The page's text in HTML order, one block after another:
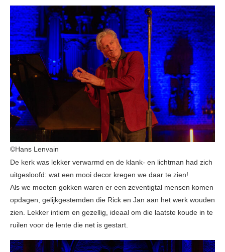
©Hans Lenvain
De kerk was lekker verwarmd en de klank- en lichtman had zich
uitgesloofd: wat een mooi decor kregen we daar te zien!
Als we moeten gokken waren er een zeventigtal mensen komen
opdagen, gelijkgestemden die Rick en Jan aan het werk wouden
zien. Lekker intiem en gezellig, ideaal om die laatste koude in te
ruilen voor de lente die net is gestart.